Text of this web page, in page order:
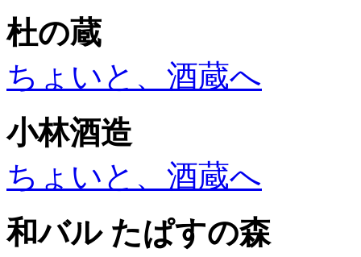
杜の蔵
ちょいと、酒蔵へ
小林酒造
ちょいと、酒蔵へ
和バル たぱすの森